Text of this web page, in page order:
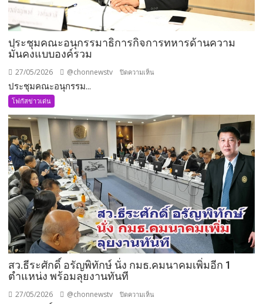
ประชุมคณะอนุกรรมาธิการกิจการทหารด้านความ
มั่นคงแบบองค์รวม
27/05/2026 @chonnewstv ปิดความเห็น
กรรมาธิการ
กิจการ
ทหาร
ด้าน
ความ
มั่นคง
แบบ
องค์
รวม
ประชุมคณะอนุกรรม...
โฟกัสข่าวเด่น
สว.ธีระศักดิ์ อรัญพิทักษ์ นั่ง กมธ.คมนาคมเพิ่มอีก 1
ตำแหน่ง พร้อมลุยงานทันที
27/05/2026 @chonnewstv ปิดความเห็น